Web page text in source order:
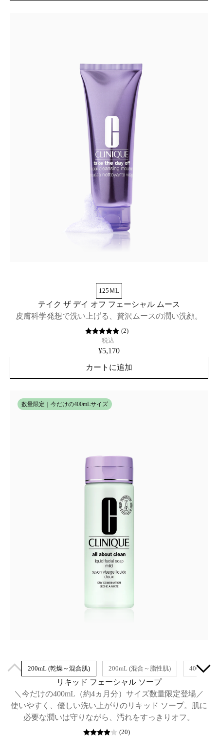
125ＭL
テイク ザ デイ オフ フェーシャル ムース
皮膚科学発想で洗い上げる、贅沢ムースの潤い洗顔。
(2)
税込
¥5,170
カートに追加
数量限定｜今だけの400mLサイズ
200mL (乾燥～混合肌) 200mL (混合～脂性肌) 400ml(混
リキッド フェーシャル ソープ
＼今だけの400mL（約4ヵ月分）サイズ数量限定登場／
使いやすく、優しい洗い上がりのリキッド ソープ。肌に
必要な潤いは守りながら、汚れをすっきりオフ。
(20)